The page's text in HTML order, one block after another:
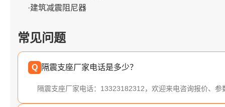
·建筑减震阻尼器
常见问题
Q 隔震支座厂家电话是多少？
隔震支座厂家电话：13323182312，欢迎来电咨询报价、参